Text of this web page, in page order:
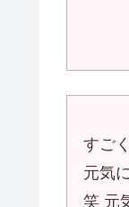
すご
元気
笑 元